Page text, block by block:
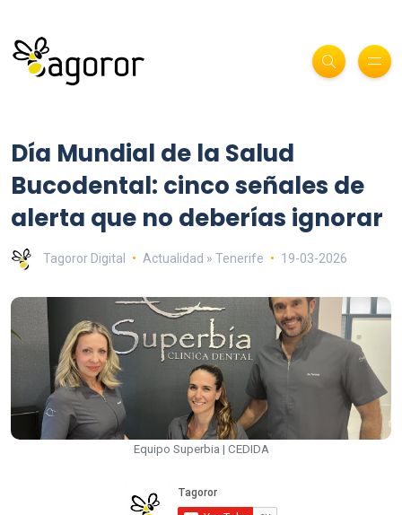
Día Mundial de la Salud
Bucodental: cinco señales de
alerta que no deberías ignorar
Tagoror Digital Actualidad » Tenerife 19-03-2026
Equipo Superbia | CEDIDA